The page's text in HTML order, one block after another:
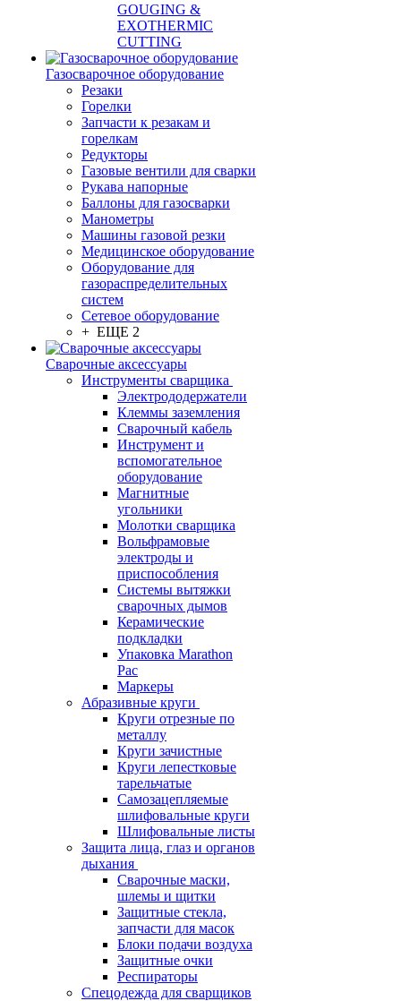
GOUGING &
EXOTHERMIC
CUTTING
Газосварочное оборудование
Резаки
Горелки
Запчасти к резакам и
горелкам
Редукторы
Газовые вентили для сварки
Рукава напорные
Баллоны для газосварки
Манометры
Машины газовой резки
Медицинское оборудование
Оборудование для
газораспределительных
систем
Сетевое оборудование
+ ЕЩЕ 2
Сварочные аксессуары
Инструменты сварщика
Электрододержатели
Клеммы заземления
Сварочный кабель
Инструмент и
вспомогательное
оборудование
Магнитные
угольники
Молотки сварщика
Вольфрамовые
электроды и
приспособления
Системы вытяжки
сварочных дымов
Керамические
подкладки
Упаковка Marathon
Pac
Маркеры
Абразивные круги
Круги отрезные по
металлу
Круги зачистные
Круги лепестковые
тарельчатые
Самозацепляемые
шлифовальные круги
Шлифовальные листы
Защита лица, глаз и органов
дыхания
Сварочные маски,
шлемы и щитки
Защитные стекла,
запчасти для масок
Блоки подачи воздуха
Защитные очки
Респираторы
Спецодежда для сварщиков